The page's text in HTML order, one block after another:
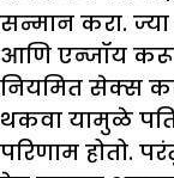
सन्मान करा.
आणि एन्जॉय करू
नियमित सेक्स
थकवा यामुळे
परिणाम होतो.